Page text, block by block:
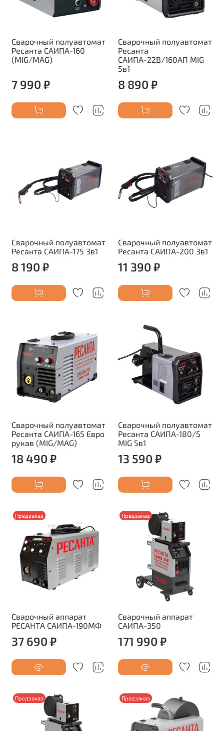
Сварочный полуавтомат
Ресанта САИПА-160
(MIG/MAG)
7 990 ₽
Сварочный полуавтомат
Ресанта
САИПА-22В/160АП MIG
5в1
8 890 ₽
Сварочный полуавтомат
Ресанта САИПА-175 3в1
8 190 ₽
Сварочный полуавтомат
Ресанта САИПА-200 3в1
11 390 ₽
Сварочный полуавтомат
Ресанта САИПА-165 Евро
рукав (MIG/MAG)
18 490 ₽
Сварочный полуавтомат
Ресанта САИПА-180/5
MIG 5в1
13 590 ₽
Предзаказ
Сварочный аппарат
РЕСАНТА САИПА-190МФ
37 690 ₽
Предзаказ
Сварочный аппарат
САИПА-350
171 990 ₽
Предзаказ Предзаказ